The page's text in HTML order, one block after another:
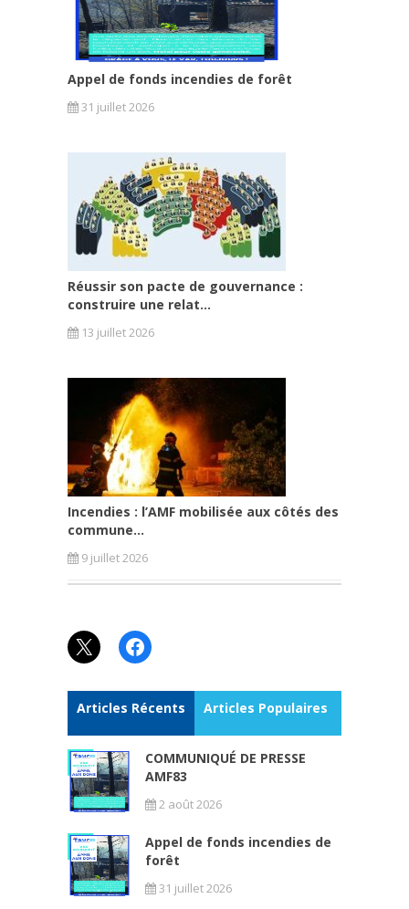
Appel de fonds incendies de forêt
31 juillet 2026
Réussir son pacte de gouvernance :
construire une relat...
13 juillet 2026
Incendies : l’AMF mobilisée aux côtés des
commune...
9 juillet 2026
X Facebook
Articles Récents Articles Populaires
COMMUNIQUÉ DE PRESSE
AMF83
2 août 2026
Appel de fonds incendies de
forêt
31 juillet 2026